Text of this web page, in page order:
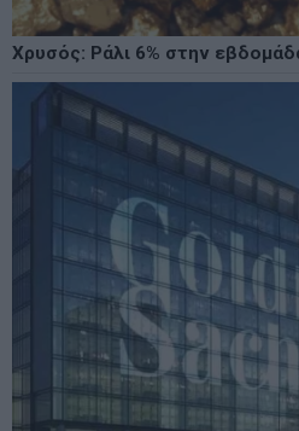
Χρυσός: Ράλι 6% στην